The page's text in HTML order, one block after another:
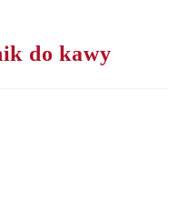
do kawy